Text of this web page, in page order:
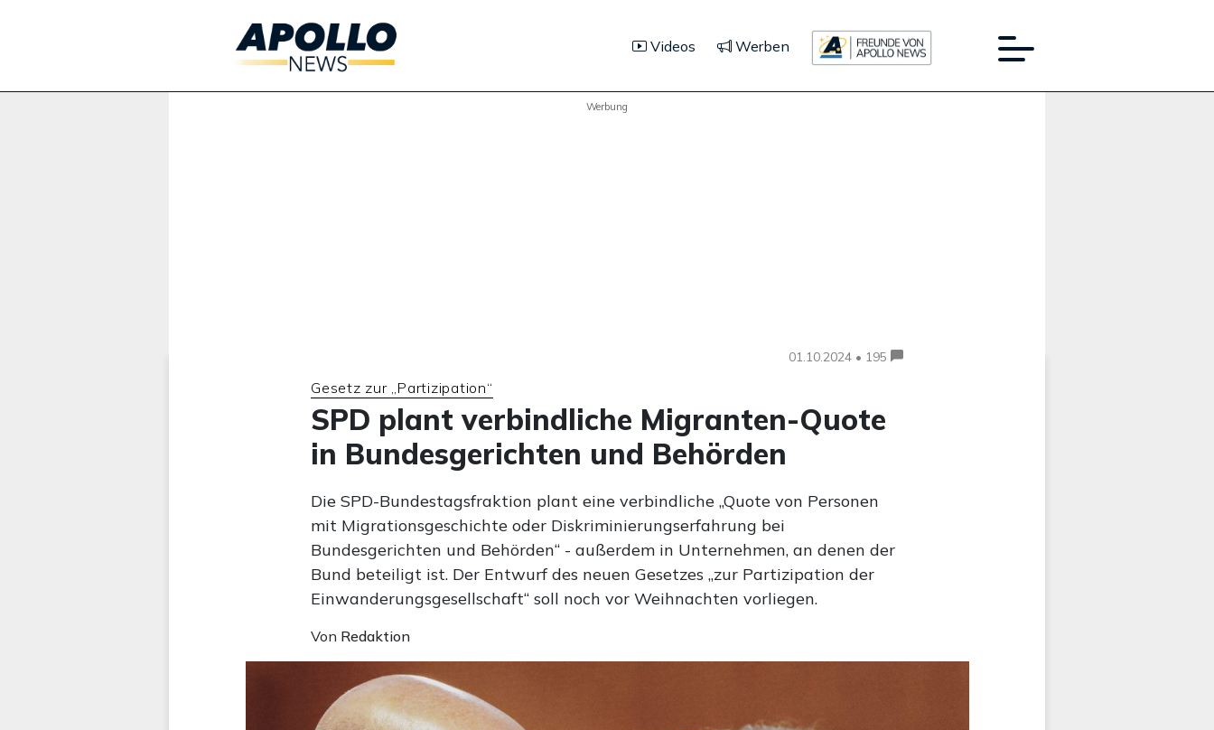
Videos Werben
Werbung
01.10.2024 • 195
Gesetz zur „Partizipation“
SPD plant verbindliche Migranten-Quote
in Bundesgerichten und Behörden
Die SPD-Bundestagsfraktion plant eine verbindliche „Quote von Personen
mit Migrationsgeschichte oder Diskriminierungserfahrung bei
Bundesgerichten und Behörden“ - außerdem in Unternehmen, an denen der
Bund beteiligt ist. Der Entwurf des neuen Gesetzes „zur Partizipation der
Einwanderungsgesellschaft“ soll noch vor Weihnachten vorliegen.
Von Redaktion